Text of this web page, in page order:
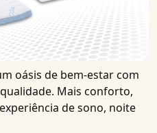
oásis de bem-estar com
Mais conforto,
de sono, noite